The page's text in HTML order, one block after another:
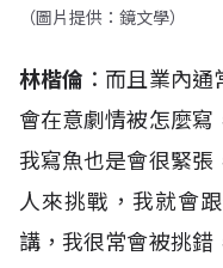
（圖片提供：鏡文學）
林楷倫 ：而且業內
會在意劇情被怎麼寫
我寫魚也是會很緊張
人來挑戰，我就會
講，我很常會被挑錯